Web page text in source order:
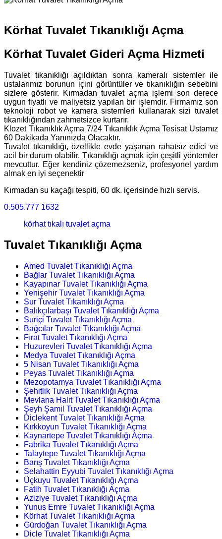
Körhat Tuvalet Tıkanıklığı Açma
Körhat Tuvalet Gideri Açma Hizmeti
Tuvalet tıkanıklığı açıldıktan sonra kameralı sistemler ile
ustalarımız borunun içini görüntüler ve tıkanıklığın sebebini
sizlere gösterir. Kırmadan tuvalet açma işlemi son derece
uygun fiyatlı ve maliyetsiz yapılan bir işlemdir. Firmamız son
teknoloji robot ve kamera sistemleri kullanarak sizi tuvalet
tıkanıklığından zahmetsizce kurtarır.
Klozet Tıkanıklık Açma 7/24 Tıkanıklık Açma Tesisat Ustamız
60 Dakikada Yanınızda Olacaktır.
Tuvalet tıkanıklığı, özellikle evde yaşanan rahatsız edici ve
acil bir durum olabilir. Tıkanıklığı açmak için çeşitli yöntemler
mevcuttur. Eğer kendiniz çözemezseniz, profesyonel yardım
almak en iyi seçenektir
Kırmadan su kaçağı tespiti, 60 dk. içerisinde hızlı servis.
0.505.777 1632
körhat tıkalı tuvalet açma
Tuvalet Tıkanıklığı Açma
Amed Tuvalet Tıkanıklığı Açma
Bağlar Tuvalet Tıkanıklığı Açma
Kayapınar Tuvalet Tıkanıklığı Açma
Yenişehir Tuvalet Tıkanıklığı Açma
Sur Tuvalet Tıkanıklığı Açma
Balıkçılarbaşı Tuvalet Tıkanıklığı Açma
Suriçi Tuvalet Tıkanıklığı Açma
Bağcılar Tuvalet Tıkanıklığı Açma
Fırat Tuvalet Tıkanıklığı Açma
Huzurevleri Tuvalet Tıkanıklığı Açma
Medya Tuvalet Tıkanıklığı Açma
5 Nisan Tuvalet Tıkanıklığı Açma
Peyas Tuvalet Tıkanıklığı Açma
Mezopotamya Tuvalet Tıkanıklığı Açma
Şehitlik Tuvalet Tıkanıklığı Açma
Mevlana Halit Tuvalet Tıkanıklığı Açma
Şeyh Şamil Tuvalet Tıkanıklığı Açma
Diclekent Tuvalet Tıkanıklığı Açma
Kırkkoyun Tuvalet Tıkanıklığı Açma
Kaynartepe Tuvalet Tıkanıklığı Açma
Fabrika Tuvalet Tıkanıklığı Açma
Talaytepe Tuvalet Tıkanıklığı Açma
Barış Tuvalet Tıkanıklığı Açma
Selahattin Eyyubi Tuvalet Tıkanıklığı Açma
Üçkuyu Tuvalet Tıkanıklığı Açma
Fatih Tuvalet Tıkanıklığı Açma
Aziziye Tuvalet Tıkanıklığı Açma
Yunus Emre Tuvalet Tıkanıklığı Açma
Körhat Tuvalet Tıkanıklığı Açma
Gürdoğan Tuvalet Tıkanıklığı Açma
Dicle Tuvalet Tıkanıklığı Açma